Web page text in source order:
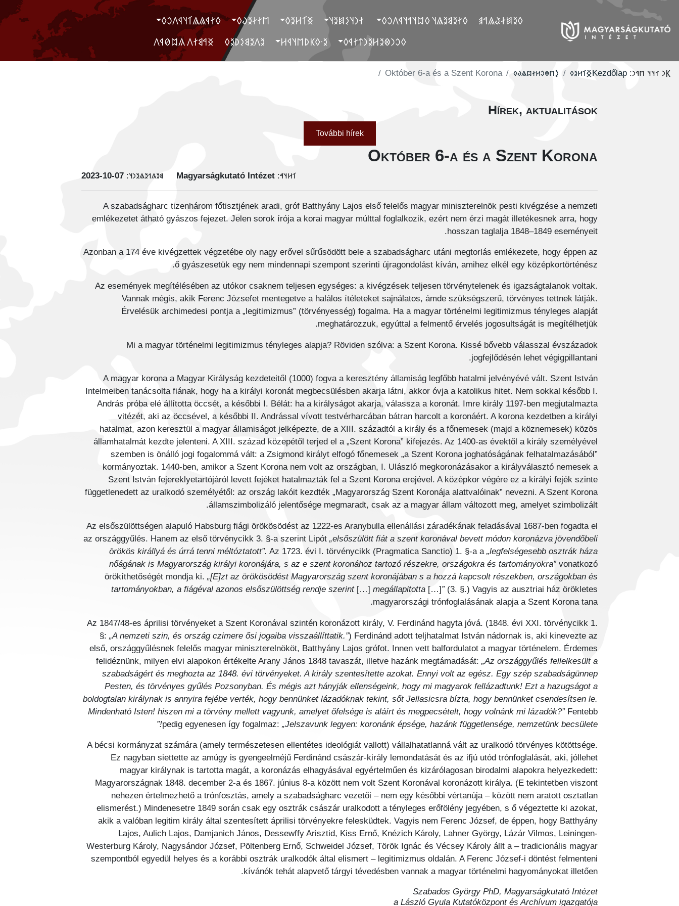
𐲓𐲉𐲯𐲇𐲟𐲖𐲀𐲠
‮ 𐲓𐲐𐲉𐲘𐲉𐲖𐲦 𐲓𐲪𐲦𐲀𐲦𐲁𐲤𐲛𐲓
‮ 𐲐𐲙𐲦𐲋𐲯𐲉𐲦
‮𐲏𐲑𐲢𐲉𐲓
‮𐲮𐲐𐲇𐲉𐲜𐲓
‮𐲓𐲐𐲁𐲖𐲖𐲑𐲦𐲁𐲤𐲛𐲓
‮𐲓𐲛𐲙𐲌𐲉𐲢𐲉𐲙𐲄𐲐𐲁𐲓
‮𐲉-𐲓𐲞𐲚𐲮𐲦𐲁𐲢
‮𐲉𐲤𐲉𐲘𐲋𐲚𐲉𐲓
‮ ‮𐲏𐲀𐲘𐲐𐲤 𐲍𐲪𐲗𐲁𐲤
𐲞𐳙 𐳐𐳦𐳦 𐳮𐳀𐳙:
Kezdőlap
‮𐲏𐳑𐳢𐳉𐳓
‮𐲋𐳮𐳌𐳛𐳢𐳇𐳪𐳖𐳜𐳓
Október 6-a és a Szent Korona
Hírek, aktualitások
További hírek
Október 6-a és a Szent Korona
𐳑𐳢𐳦𐳀:
Magyarságkutató Intézet
𐳘𐳉𐳍𐳒𐳉𐳖𐳉𐳙𐳦:
‭2023-10-07
A szabadságharc tizenhárom főtisztjének aradi, gróf Batthyány Lajos első felelős magyar miniszterelnök pesti kivégzése a nemzeti
emlékezetet átható gyászos fejezet. Jelen sorok írója a korai magyar múlttal foglalkozik, ezért nem érzi magát illetékesnek arra, hogy
hosszan taglalja 1848–1849 eseményeit.
Azonban a 174 éve kivégzettek végzetébe oly nagy erővel sűrűsödött bele a szabadságharc utáni megtorlás emlékezete, hogy éppen az
ő gyászesetük egy nem mindennapi szempont szerinti újragondolást kíván, amihez elkél egy középkortörténész.
Az események megítélésében az utókor csaknem teljesen egységes: a kivégzések teljesen törvénytelenek és igazságtalanok voltak.
Vannak mégis, akik Ferenc Józsefet mentegetve a halálos ítéleteket sajnálatos, ámde szükségszerű, törvényes tettnek látják.
Érvelésük archimedesi pontja a „legitimizmus” (törvényesség) fogalma. Ha a magyar történelmi legitimizmus tényleges alapját
meghatározzuk, egyúttal a felmentő érvelés jogosultságát is megítélhetjük.
Mi a magyar történelmi legitimizmus tényleges alapja? Röviden szólva: a Szent Korona. Kissé bővebb válasszal évszázadok
jogfejlődésén lehet végigpillantani.
A magyar korona a Magyar Királyság kezdeteitől (1000) fogva a keresztény államiság legfőbb hatalmi jelvényévé vált. Szent István
Intelmeiben tanácsolta fiának, hogy ha a királyi koronát megbecsülésben akarja látni, akkor óvja a katolikus hitet. Nem sokkal később I.
András próba elé állította öccsét, a későbbi I. Bélát: ha a királyságot akarja, válassza a koronát. Imre király 1197-ben megjutalmazta
vitézét, aki az öccsével, a későbbi II. Andrással vívott testvérharcában bátran harcolt a koronáért. A korona kezdetben a királyi
hatalmat, azon keresztül a magyar államiságot jelképezte, de a XIII. századtól a király és a főnemesek (majd a köznemesek) közös
államhatalmát kezdte jelenteni. A XIII. század közepétől terjed el a „Szent Korona” kifejezés. Az 1400-as évektől a király személyével
szemben is önálló jogi fogalommá vált: a Zsigmond királyt elfogó főnemesek „a Szent Korona joghatóságának felhatalmazásából”
kormányoztak. 1440-ben, amikor a Szent Korona nem volt az országban, I. Ulászló megkoronázásakor a királyválasztó nemesek a
Szent István fejereklyetartójáról levett fejéket hatalmazták fel a Szent Korona erejével. A középkor végére ez a királyi fejék szinte
függetlenedett az uralkodó személyétől: az ország lakóit kezdték „Magyarország Szent Koronája alattvalóinak” nevezni. A Szent Korona
államszimbolizáló jelentősége megmaradt, csak az a magyar állam változott meg, amelyet szimbolizált.
Az elsőszülöttségen alapuló Habsburg fiági örökösödést az 1222-es Aranybulla ellenállási záradékának feladásával 1687-ben fogadta el
az országgyűlés. Hanem az első törvénycikk 3. §-a szerint Lipót „elsőszülött fiát a szent koronával bevett módon koronázva jövendőbeli
örökös királlyá és úrrá tenni méltóztatott”. Az 1723. évi I. törvénycikk (Pragmatica Sanctio) 1. §-a a „legfelségesebb osztrák háza
nőágának is Magyarország királyi koronájára, s az e szent koronához tartozó részekre, országokra és tartományokra”vonatkozó
örökíthetőségét mondja ki. „[E]zt az örökösödést Magyarország szent koronájában s a hozzá kapcsolt részekben, országokban és
tartományokban, a fiágéval azonos elsőszülöttség rendje szerint […] megállapitotta […]”(3. §.) Vagyis az ausztriai ház örökletes
magyarországi trónfoglalásának alapja a Szent Korona tana.
Az 1847/48-es áprilisi törvényeket a Szent Koronával szintén koronázott király, V. Ferdinánd hagyta jóvá. (1848. évi XXI. törvénycikk 1.
§: „A nemzeti szin, és ország czimere ősi jogaiba visszaállíttatik.”) Ferdinánd adott teljhatalmat István nádornak is, aki kinevezte az
első, országgyűlésnek felelős magyar miniszterelnököt, Batthyány Lajos grófot. Innen vett balfordulatot a magyar történelem. Érdemes
felidéznünk, milyen elvi alapokon értékelte Arany János 1848 tavaszát, illetve hazánk megtámadását: „Az országgyűlés fellelkesült a
szabadságért és meghozta az 1848. évi törvényeket. A király szentesítette azokat. Ennyi volt az egész. Egy szép szabadságünnep
Pesten, és törvényes gyűlés Pozsonyban. És mégis azt hányják ellenségeink, hogy mi magyarok fellázadtunk! Ezt a hazugságot a
boldogtalan királynak is annyira fejébe verték, hogy bennünket lázadóknak tekint, sőt Jellasicsra bízta, hogy bennünket csendesítsen le.
Mindenható Isten! hiszen mi a törvény mellett vagyunk, amelyet őfelsége is aláírt és megpecsételt, hogy volnánk mi lázadók?”Fentebb
pedig egyenesen így fogalmaz: „Jelszavunk legyen: koronánk épsége, hazánk függetlensége, nemzetünk becsülete!”
A bécsi kormányzat számára (amely természetesen ellentétes ideológiát vallott) vállalhatatlanná vált az uralkodó törvényes kötöttsége.
Ez nagyban siettette az amúgy is gyengeelméjű Ferdinánd császár-király lemondatását és az ifjú utód trónfoglalását, aki, jóllehet
magyar királynak is tartotta magát, a koronázás elhagyásával egyértelműen és kizárólagosan birodalmi alapokra helyezkedett:
Magyarországnak 1848. december 2-a és 1867. június 8-a között nem volt Szent Koronával koronázott királya. (E tekintetben viszont
nehezen értelmezhető a trónfosztás, amely a szabadságharc vezetői – nem egy későbbi vértanúja – között nem aratott osztatlan
elismerést.) Mindenesetre 1849 során csak egy osztrák császár uralkodott a tényleges erőfölény jegyében, s ő végeztette ki azokat,
akik a valóban legitim király által szentesített áprilisi törvényekre felesküdtek. Vagyis nem Ferenc József, de éppen, hogy Batthyány
Lajos, Aulich Lajos, Damjanich János, Dessewffy Arisztid, Kiss Ernő, Knézich Károly, Lahner György, Lázár Vilmos, Leiningen-
Westerburg Károly, Nagysándor József, Pöltenberg Ernő, Schweidel József, Török Ignác és Vécsey Károly állt a – tradicionális magyar
szempontból egyedül helyes és a korábbi osztrák uralkodók által elismert – legitimizmus oldalán. A Ferenc József-i döntést felmenteni
kívánók tehát alapvető tárgyi tévedésben vannak a magyar történelmi hagyományokat illetően.
Szabados György PhD, Magyarságkutató Intézet
a László Gyula Kutatóközpont és Archívum igazgatója